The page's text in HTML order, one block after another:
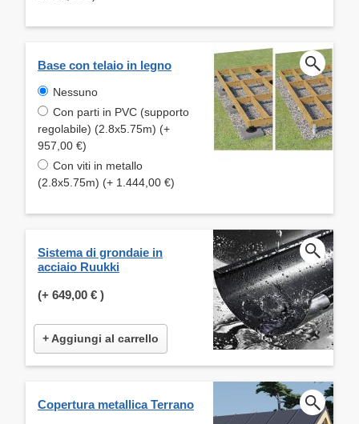
Base con telaio in legno
Nessuno
Con parti in PVC (supporto
regolabile) (2.8x5.75m) (+
957,00 €)
Con viti in metallo
(2.8x5.75m) (+ 1.444,00 €)
Sistema di grondaie in
acciaio Ruukki
(+ 649,00 € )
+ Aggiungi al carrello
Copertura metallica Terrano